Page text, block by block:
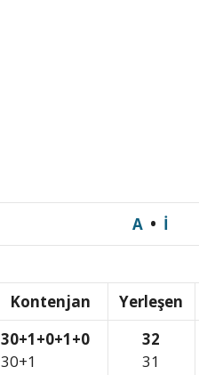
A• İ
Kontenjan Yerleşen
30+1+0+1+0
30+1
32
31